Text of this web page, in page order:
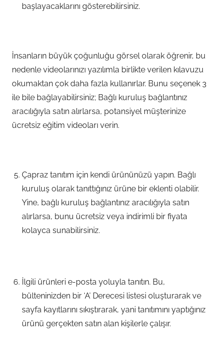
başlayacaklarını gösterebilirsiniz.
İnsanların büyük çoğunluğu görsel olarak öğrenir, bu
nedenle videolarınızı yazılımla birlikte verilen kılavuzu
okumaktan çok daha fazla kullanırlar. Bunu seçenek 3
ile bile bağlayabilirsiniz; Bağlı kuruluş bağlantınız
aracılığıyla satın alırlarsa, potansiyel müşterinize
ücretsiz eğitim videoları verin.
Çapraz tanıtım için kendi ürününüzü yapın. Bağlı
kuruluş olarak tanıttığınız ürüne bir eklenti olabilir.
Yine, bağlı kuruluş bağlantınız aracılığıyla satın
alırlarsa, bunu ücretsiz veya indirimli bir fiyata
kolayca sunabilirsiniz.
İlgili ürünleri e-posta yoluyla tanıtın. Bu,
bülteninizden bir ‘A’ Derecesi listesi oluşturarak ve
sayfa kayıtlarını sıkıştırarak, yani tanıtımını yaptığınız
ürünü gerçekten satın alan kişilerle çalışır.